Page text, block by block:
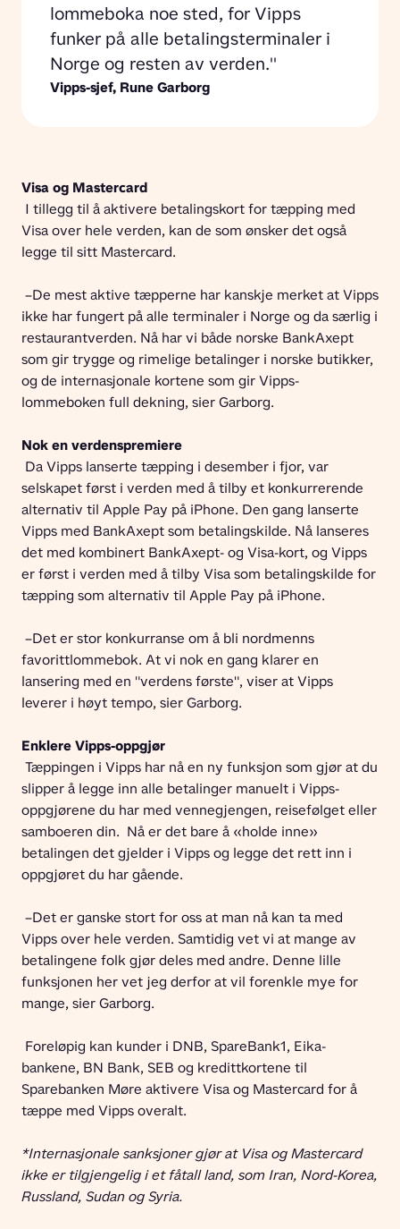
lommeboka noe sted, for Vipps
funker på alle betalingsterminaler i
Norge og resten av verden.
Vipps-sjef, Rune Garborg
Visa og Mastercard
Visa over hele verden, kan de som ønsker det også
legge til sitt Mastercard.
ikke har fungert på alle terminaler i Norge og da særlig i
restaurantverden. Nå har vi både norske BankAxept
som gir trygge og rimelige betalinger i norske butikker,
og de internasjonale kortene som gir Vipps-
lommeboken full dekning, sier Garborg.
Nok en verdenspremiere
selskapet først i verden med å tilby et konkurrerende
alternativ til Apple Pay på iPhone. Den gang lanserte
Vipps med BankAxept som betalingskilde. Nå lanseres
det med kombinert BankAxept- og Visa-kort, og Vipps
er først i verden med å tilby Visa som betalingskilde for
tæpping som alternativ til Apple Pay på iPhone.
favorittlommebok. At vi nok en gang klarer en
lansering med en "verdens første", viser at Vipps
leverer i høyt tempo, sier Garborg.
Enklere Vipps-oppgjør
slipper å legge inn alle betalinger manuelt i Vipps-
oppgjørene du har med vennegjengen, reisefølget eller
samboeren din.  Nå er det bare å «holde inne»
betalingen det gjelder i Vipps og legge det rett inn i
oppgjøret du har gående.
Vipps over hele verden. Samtidig vet vi at mange av
betalingene folk gjør deles med andre. Denne lille
funksjonen her vet jeg derfor at vil forenkle mye for
mange, sier Garborg.
bankene, BN Bank, SEB og kredittkortene til
Sparebanken Møre aktivere Visa og Mastercard for å
tæppe med Vipps overalt.
*Internasjonale sanksjoner gjør at Visa og Mastercard
ikke er tilgjengelig i et fåtall land, som Iran, Nord-Korea,
Russland, Sudan og Syria.